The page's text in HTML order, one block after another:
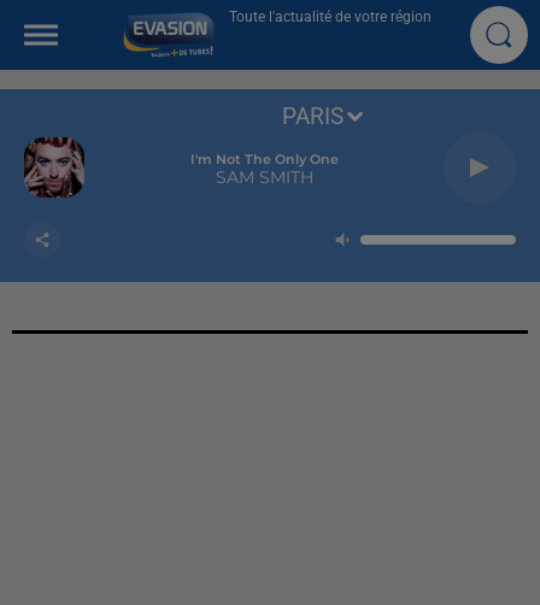
Toute l'actualité de votre région
I'm Not The Only One
SAM SMITH
PARIS